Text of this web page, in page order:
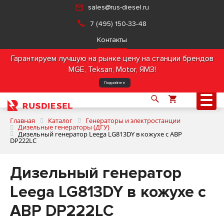
sales@rus-diesel.ru
7 (495) 150-33-48
Контакты
Гарантируем лучшую на рынке цену на станции брендов
MGE, Teksan, Motor, ЯМЗ!
Подробнее
Продукция
Главная Каталог Генераторы и электростанции
Дизельные генераторы (ДГУ)
Дизельный генератор Leega LG813DY в кожухе с АВР
DP222LC
Дизельный генератор
Leega LG813DY в кожухе с
АВР DP222LC